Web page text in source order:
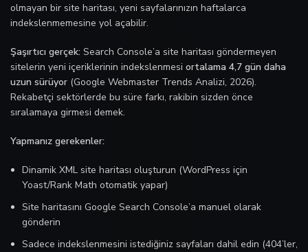
olmayan bir site haritası, yeni sayfalarınızın haftalarca
indekslenmemesine yol açabilir.
Şaşırtıcı gerçek: Search Console’a site haritası göndermeyen
sitelerin yeni içeriklerinin indekslenmesi ortalama 4,7 gün daha
uzun sürüyor (Google Webmaster Trends Analizi, 2026).
Rekabetçi sektörlerde bu süre farkı, rakibin sizden önce
sıralamaya girmesi demek.
Yapmanız gerekenler:
Dinamik XML site haritası oluşturun (WordPress için
Yoast/Rank Math otomatik yapar)
Site haritasını Google Search Console’a manuel olarak
gönderin
Sadece indekslenmesini istediğiniz sayfaları dahil edin (404’ler,